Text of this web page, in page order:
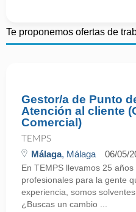
Te proponemos ofertas de
Gestor/a de Punto
Atención al cliente
Comercial)
TEMPS
Málaga, Málaga 06/05/
En TEMPS llevamos 25
profesionales para la gente
experiencia, somos
¿Buscas un cambio ...